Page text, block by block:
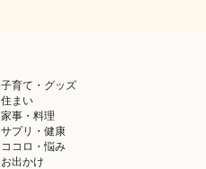
子育て・グッズ
住まい
家事・料理
サプリ・健康
ココロ・悩み
お出かけ